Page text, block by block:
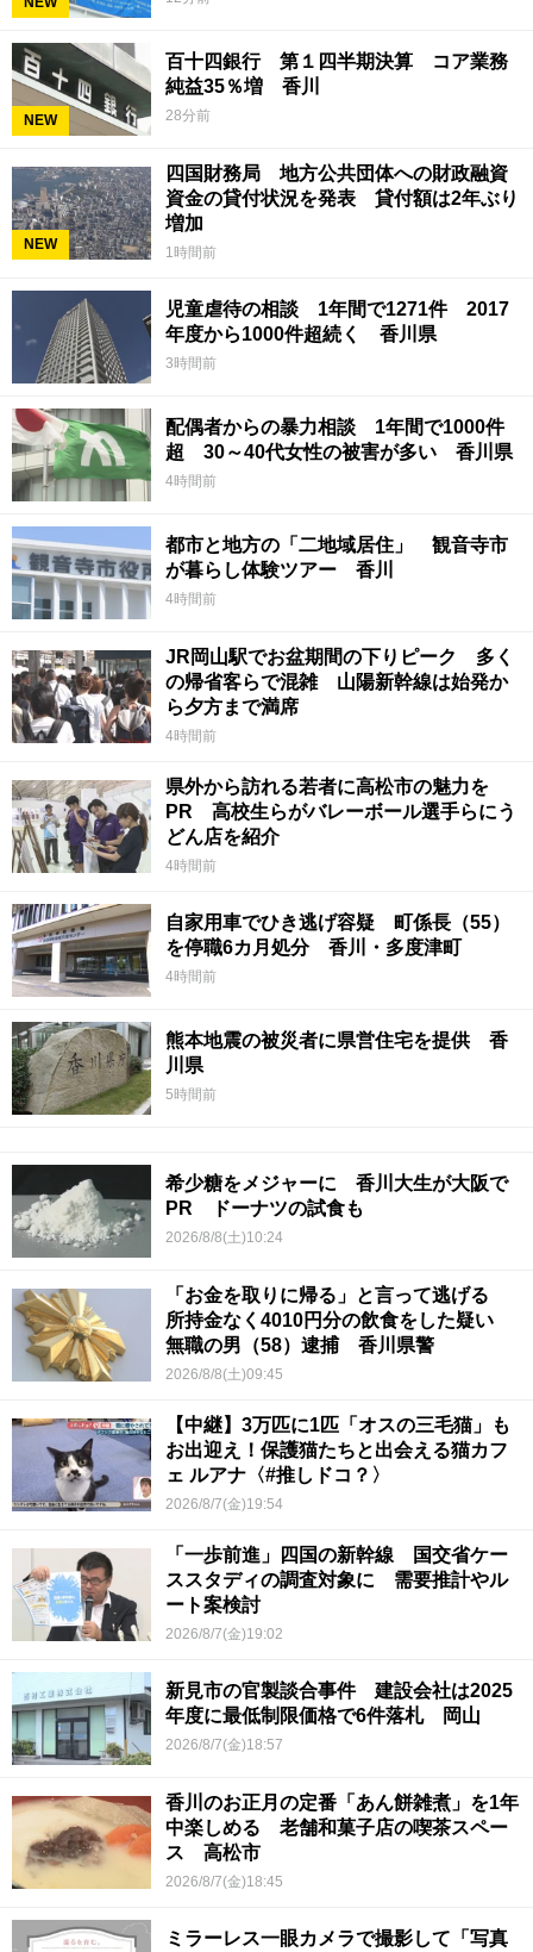
NEW
百十四銀行 第１四半期決算 コア業務
純益35％増 香川
28分前
NEW
四国財務局 地方公共団体への財政融資
資金の貸付状況を発表 貸付額は2年ぶり
増加
1時間前
児童虐待の相談 1年間で1271件 2017
年度から1000件超続く 香川県
3時間前
配偶者からの暴力相談 1年間で1000件
超 30～40代女性の被害が多い 香川県
4時間前
都市と地方の「二地域居住」 観音寺市
が暮らし体験ツアー 香川
4時間前
JR岡山駅でお盆期間の下りピーク 多く
の帰省客らで混雑 山陽新幹線は始発か
ら夕方まで満席
4時間前
県外から訪れる若者に高松市の魅力を
PR 高校生らがバレーボール選手らにう
どん店を紹介
4時間前
自家用車でひき逃げ容疑 町係長（55）
を停職6カ月処分 香川・多度津町
4時間前
熊本地震の被災者に県営住宅を提供 香
川県
5時間前
希少糖をメジャーに 香川大生が大阪で
PR ドーナツの試食も
2026/8/8(土)10:24
「お金を取りに帰る」と言って逃げる
所持金なく4010円分の飲食をした疑い
無職の男（58）逮捕 香川県警
2026/8/8(土)09:45
【中継】3万匹に1匹「オスの三毛猫」も
お出迎え！保護猫たちと出会える猫カフ
ェ ルアナ〈#推しドコ？〉
2026/8/7(金)19:54
「一歩前進」四国の新幹線 国交省ケー
ススタディの調査対象に 需要推計やル
ート案検討
2026/8/7(金)19:02
新見市の官製談合事件 建設会社は2025
年度に最低制限価格で6件落札 岡山
2026/8/7(金)18:57
香川のお正月の定番「あん餅雑煮」を1年
中楽しめる 老舗和菓子店の喫茶スペー
ス 高松市
2026/8/7(金)18:45
ミラーレス一眼カメラで撮影して「写真